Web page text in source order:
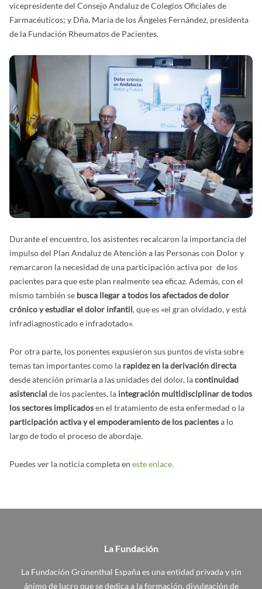
vicepresidente del Consejo Andaluz de Colegios Oficiales de
Farmacéuticos; y Dña. María de los Ángeles Fernández, presidenta
de la Fundación Rheumatos de Pacientes.
Durante el encuentro, los asistentes recalcaron la importancia del
impulso del Plan Andaluz de Atención a las Personas con Dolor y
remarcaron la necesidad de una participación activa por de los
pacientes para que este plan realmente sea eficaz. Además, con el
mismo también se busca llegar a todos los afectados de dolor
crónico y estudiar el dolor infantil, que es «el gran olvidado, y está
infradiagnosticado e infradotado».
Por otra parte, los ponentes expusieron sus puntos de vista sobre
temas tan importantes como la rapidez en la derivación directa
desde atención primaria a las unidades del dolor, lacontinuidad
asistencial de los pacientes, la integración multidisciplinar de todos
los sectores implicadosen el tratamiento de esta enfermedad o la
participación activa y el empoderamiento de los pacientesa lo
largo de todo el proceso de abordaje.
Puedes ver la noticia completa en este enlace.
La Fundación
La Fundación Grünenthal España es una entidad privada y sin
ánimo de lucro que se dedica a la formación, divulgación de